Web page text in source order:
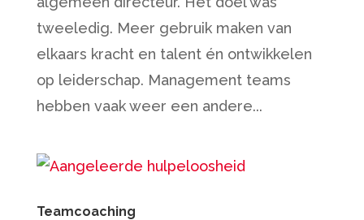
tweeledig. Meer gebruik maken van
elkaars kracht en talent én ontwikkelen
op leiderschap. Management teams
hebben vaak weer een andere...
Teamcoaching